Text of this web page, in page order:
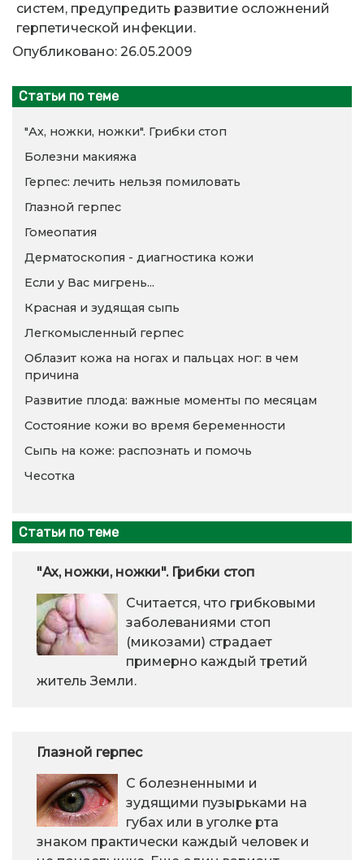
систем, предупредить развитие осложнений
герпетической инфекции.
Опубликовано: 26.05.2009
Статьи по теме
"Ах, ножки, ножки". Грибки стоп
Болезни макияжа
Герпес: лечить нельзя помиловать
Глазной герпес
Гомеопатия
Дерматоскопия - диагностика кожи
Если у Вас мигрень...
Красная и зудящая сыпь
Легкомысленный герпес
Облазит кожа на ногах и пальцах ног: в чем
причина
Развитие плода: важные моменты по месяцам
Состояние кожи во время беременности
Сыпь на коже: распознать и помочь
Чесотка
Статьи по теме
"Ах, ножки, ножки". Грибки стоп
Считается, что грибковыми
заболеваниями стоп
(микозами) страдает
примерно каждый третий
житель Земли.
Глазной герпес
С болезненными и
зудящими пузырьками на
губах или в уголке рта
знаком практически каждый человек и